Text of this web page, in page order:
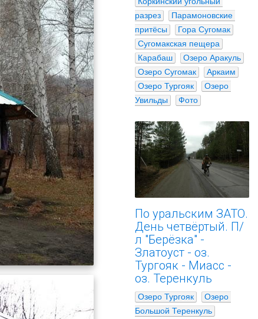
разрез
Парамоновские
притёсы
Гора Сугомак
Сугомакская пещера
Карабаш
Озеро Аракуль
Озеро Сугомак
Аркаим
Озеро Тургояк
Озеро
Увильды
Фото
По уральским ЗАТО.
День четвёртый. П/
л "Берёзка" -
Златоуст - оз.
Тургояк - Миасс -
оз. Теренкуль
Озеро Тургояк
Озеро
Большой Теренкуль